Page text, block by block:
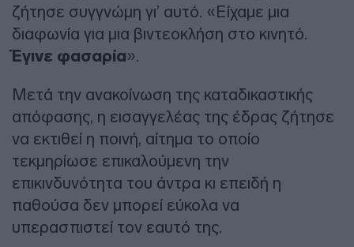
ζήτησε συγγνώμη γι’ αυτό. «Είχαμε μια
διαφωνία για μια βιντεοκλήση στο κινητό.
Έγινε φασαρία».
Μετά την ανακοίνωση της καταδικαστικής
απόφασης, η εισαγγελέας της έδρας ζήτησε
να εκτιθεί η ποινή, αίτημα το οποίο
τεκμηρίωσε επικαλούμενη την
επικινδυνότητα του άντρα κι επειδή η
παθούσα δεν μπορεί εύκολα να
υπερασπιστεί τον εαυτό της.